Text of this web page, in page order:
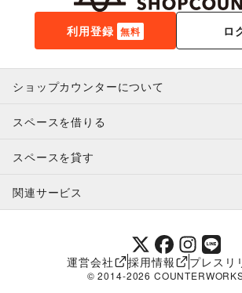
利用登録 無料 ロ
ショップカウンターについて
利用規約・ガイドライン
特定商取引法に基づく表示
補償プログラム
スペースを借りる
スペースを借りたい人へ
ユーザー利用規約
提携パートナー
スペースを貸す
スペースを貸したい方へ
オーナー利用規約
関連サービス
SHOPCOUNTER MAGAZINE
ショップカウンターエンタープライズ
ショップカウンター常設
運営会社 採用情報 プレスリ
© 2014-2026